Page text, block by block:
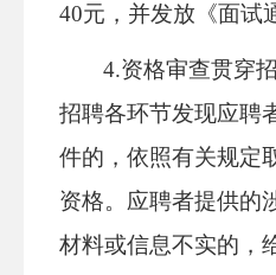
40元，并发放《面试
4.资格审查贯穿
招聘各环节发现应聘
件的，依照有关规定
资格。应聘者提供的
材料或信息不实的，